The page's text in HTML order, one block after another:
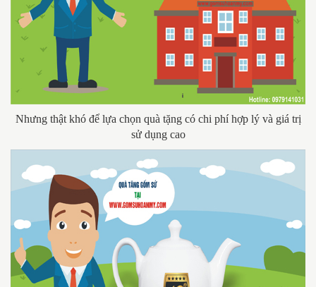
Nhưng thật khó để lựa chọn quà tặng có chi phí hợp lý và giá trị
sử dụng cao